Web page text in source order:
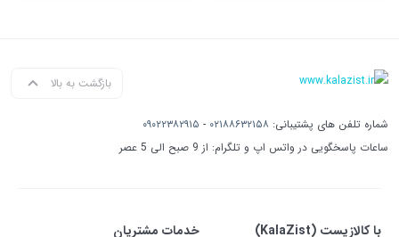
بازگشت به بالا
شماره تلفن های پشتیبانی: ۰۲۱۸۸۶۳۲۱۵۸ - ۰۹۰۲۲۳۸۲۹۱۵
ساعات پاسخگویی در واتس اپ و تلگرام: از 9 صبح الی 5 عصر
با کالازیست (KalaZist) خدمات مشتریان